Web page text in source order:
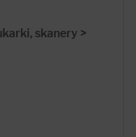
skanery >